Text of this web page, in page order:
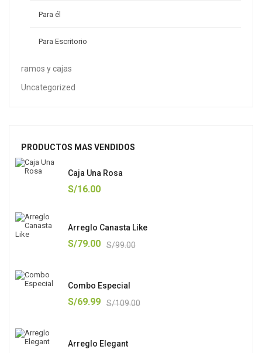
Para él
Para Escritorio
ramos y cajas
Uncategorized
PRODUCTOS MAS VENDIDOS
Caja Una Rosa
S/16.00
Arreglo Canasta Like
S/99.00
S/79.00
Combo Especial
S/109.00
S/69.99
Arreglo Elegant